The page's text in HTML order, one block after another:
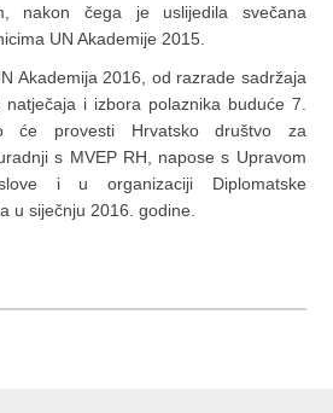
nakon čega je uslijedila svečana
UN Akademije 2015.
Akademija 2016, od razrade sadržaja
i izbora polaznika buduće 7.
će provesti Hrvatsko društvo za
s MVEP RH, napose s Upravom
i u organizaciji Diplomatske
u siječnju 2016. godine.